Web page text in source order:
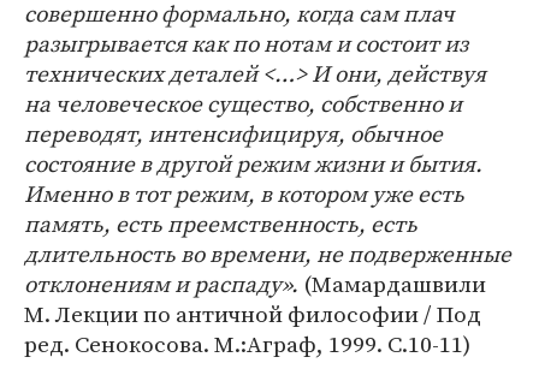
совершенно формально, когда сам плач
разыгрывается как по нотам и состоит из
технических деталей <…> И они, действуя
на человеческое существо, собственно и
переводят, интенсифицируя, обычное
состояние в другой режим жизни и бытия.
Именно в тот режим, в котором уже есть
память, есть преемственность, есть
длительность во времени, не подверженные
отклонениям и распаду». (Мамардашвили
М. Лекции по античной философии / Под
ред. Сенокосова. М.:Аграф, 1999. С.10-11)